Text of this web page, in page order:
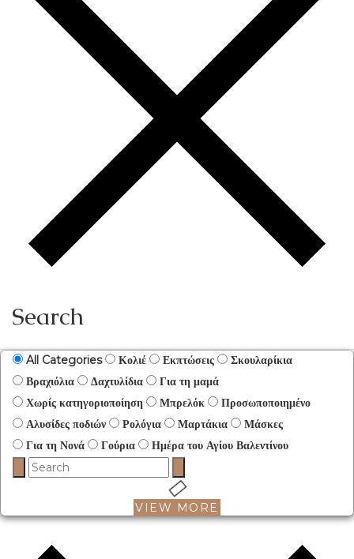
Search
All Categories Κολιέ Εκπτώσεις
Σκουλαρίκια
Βραχιόλια
Δαχτυλίδια
Για τη μαμά
Χωρίς κατηγοριοποίηση
Μπρελόκ
Προσωποποιημένο
Αλυσίδες ποδιών
Ρολόγια Μαρτάκια
Μάσκες
Για τη Νονά
Γούρια Ημέρα του Αγίου Βαλεντίνου
VIEW MORE